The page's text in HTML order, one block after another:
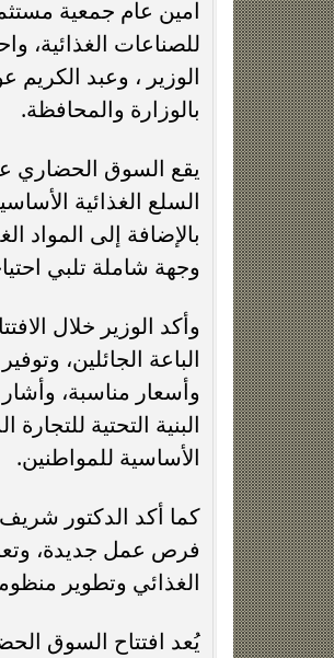
امين عام جمعية
للصناعات الغذائية،
الوزير ، وعبد الكريم
بالوزارة والمحافظة.
السلع الغذائية
بالإضافة إلى المواد
وجهة شاملة تلبي
وأكد الوزير خلال
الباعة الجائلين،
وأسعار مناسبة،
البنية التحتية
الأساسية للمواطنين.
كما أكد الدكتور
فرص عمل جديدة،
الغذائي وتطوير
يُعد افتتاح السوق
التاريخي لنصف نهائي مونديال...